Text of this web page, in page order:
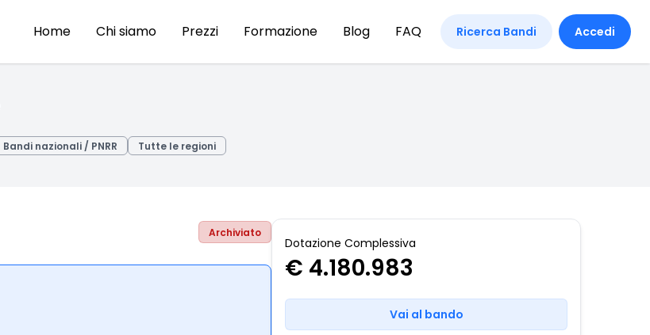
Home Chi siamo Prezzi Formazione Blog FAQ Ricerca Bandi Accedi
Bandi nazionali / PNRR Tutte le regioni
Archiviato
Dotazione Complessiva
€ 4.180.983
Vai al bando